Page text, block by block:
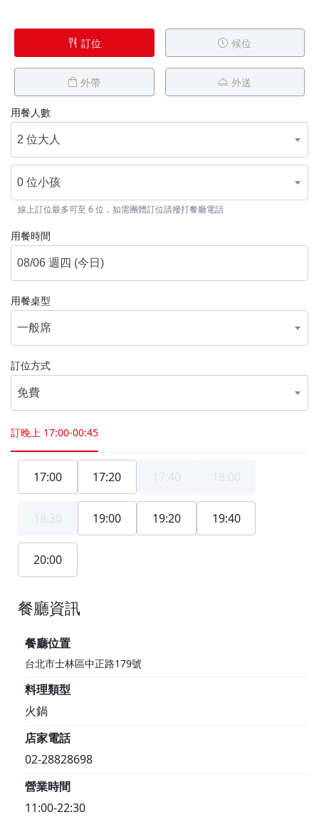
訂位 候位
外帶 外送
用餐人數
2 位大人
0 位小孩
線上訂位最多可至 6 位，如需團體訂位請撥打餐廳電話
用餐時間
用餐桌型
一般席
訂位方式
免費
訂晚上 17:00-00:45
17:00 17:20 17:40 18:00
18:30 19:00 19:20 19:40
20:00
餐廳資訊
餐廳位置
台北市士林區中正路179號
料理類型
火鍋
店家電話
02-28828698
營業時間
11:00-22:30